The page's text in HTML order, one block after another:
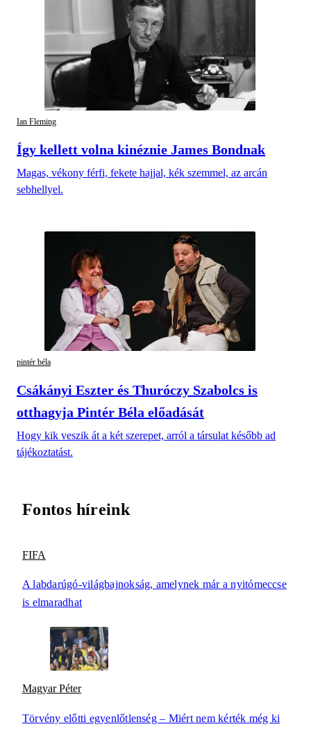
Ian Fleming
Így kellett volna kinéznie James Bondnak
Magas, vékony férfi, fekete hajjal, kék szemmel, az arcán
sebhellyel.
pintér béla
Csákányi Eszter és Thuróczy Szabolcs is
otthagyja Pintér Béla előadását
Hogy kik veszik át a két szerepet, arról a társulat később ad
tájékoztatást.
Fontos híreink
FIFA
A labdarúgó-világbajnokság, amelynek már a nyitómeccse
is elmaradhat
Magyar Péter
Törvény előtti egyenlőtlenség – Miért nem kérték még ki